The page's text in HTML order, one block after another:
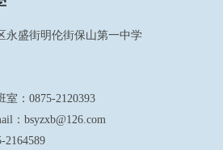
盛街明伦街保山第一中学
：0875-2120393
：bsyzxb@126.com
2164589